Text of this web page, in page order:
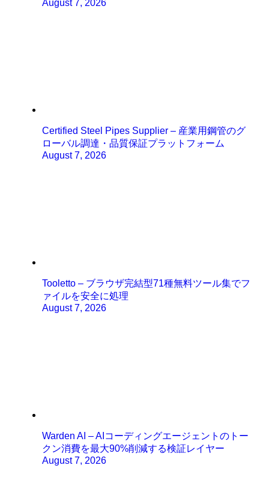
August 7, 2026
Certified Steel Pipes Supplier – 産業用鋼管のグ
ローバル調達・品質保証プラットフォーム
August 7, 2026
Tooletto – ブラウザ完結型71種無料ツール集でフ
ァイルを安全に処理
August 7, 2026
Warden AI – AIコーディングエージェントのトー
クン消費を最大90%削減する検証レイヤー
August 7, 2026